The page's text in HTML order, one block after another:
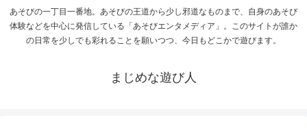
あそびの一丁目一番地。あそびの王道から少し邪道なものまで、自身のあそび
体験などを中心に発信している「あそびエンタメディア」。このサイトが誰か
の日常を少しでも彩れることを願いつつ、今日もどこかで遊びます。
まじめな遊び人